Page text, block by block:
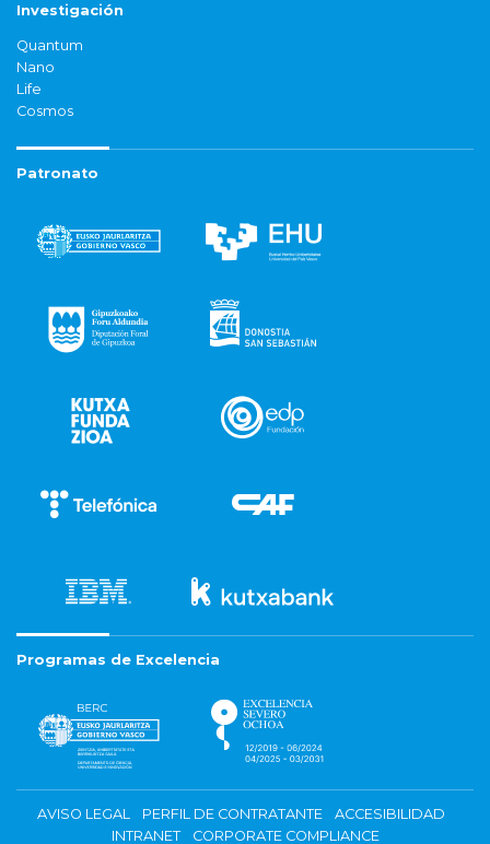
Investigación
Quantum
Nano
Life
Cosmos
Patronato
Programas de Excelencia
AVISO LEGAL PERFIL DE CONTRATANTE
ACCESIBILIDAD
INTRANET
CORPORATE COMPLIANCE